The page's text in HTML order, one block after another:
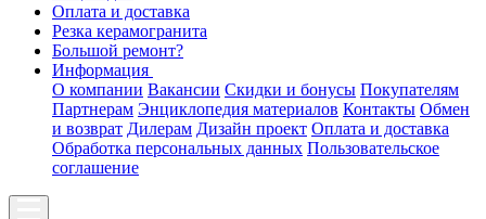
Оплата и доставка
Резка керамогранита
Большой ремонт?
Информация
О компании Вакансии Скидки и бонусы Покупателям
Партнерам Энциклопедия материалов Контакты Обмен
и возврат Дилерам Дизайн проект Оплата и доставка
Обработка персональных данных Пользовательское
соглашение